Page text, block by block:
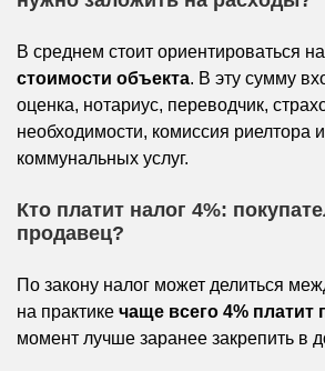
В среднем стоит ориентироваться на
стоимости объекта. В эту сумму
оценка, нотариус, переводчик,
необходимости, комиссия риелтора
коммунальных услуг.
Кто платит налог 4%:
продавец?
По закону налог может делиться
на практике чаще всего 4% платит
момент лучше заранее закрепить в